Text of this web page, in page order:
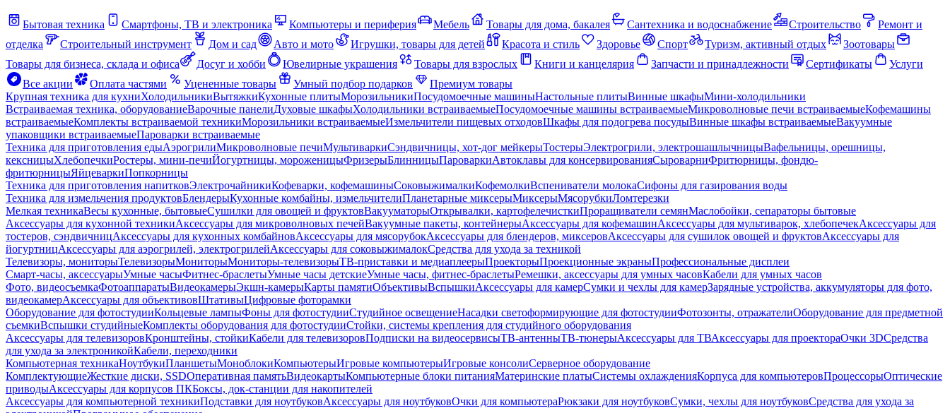
Бытовая техника Смартфоны, ТВ и электроника Компьютеры и периферия Мебель Товары для дома, бакалея Сантехника и водоснабжение Строительство
Ремонт и
отделка
Строительный инструмент Дом и сад Авто и мото Игрушки, товары для детей Красота и стиль Здоровье Спорт Туризм, активный отдых
Зоотовары
Товары для бизнеса, склада и офиса
Досуг и хобби Ювелирные украшения Товары для взрослых Книги и канцелярия Запчасти и принадлежности Сертификаты
Услуги
Все акции
Оплата частями Уцененные товары Умный подбор подарков
Премиум товары
Крупная техника для кухниХолодильникиВытяжкиКухонные плитыМорозильникиПосудомоечные машиныНастольные плитыВинные шкафыМини-холодильники
Встраиваемая техника, оборудованиеВарочные панелиДуховые шкафыХолодильники встраиваемыеПосудомоечные машины встраиваемыеМикроволновые печи встраиваемыеКофемашины
встраиваемыеКомплекты встраиваемой техникиМорозильники встраиваемыеИзмельчители пищевых отходовШкафы для подогрева посудыВинные шкафы встраиваемыеВакуумные
упаковщики встраиваемыеПароварки встраиваемые
Техника для приготовления едыАэрогрилиМикроволновые печиМультиваркиСэндвичницы, хот-дог мейкерыТостерыЭлектрогрили, электрошашлычницыВафельницы, орешницы,
кексницыХлебопечкиРостеры, мини-печиЙогуртницы, мороженицыФризерыБлинницыПароваркиАвтоклавы для консервированияСыроварниФритюрницы, фондю-
фритюрницыЯйцеваркиПопкорницы
Техника для приготовления напитковЭлектрочайникиКофеварки, кофемашиныСоковыжималкиКофемолкиВспениватели молокаСифоны для газирования воды
Техника для измельчения продуктовБлендерыКухонные комбайны, измельчителиПланетарные миксерыМиксерыМясорубкиЛомтерезки
Мелкая техникаВесы кухонные, бытовыеСушилки для овощей и фруктовВакууматорыОткрывалки, картофелечисткиПроращиватели семянМаслобойки, сепараторы бытовые
Аксессуары для кухонной техникиАксессуары для микроволновых печейВакуумные пакеты, контейнерыАксессуары для кофемашинАксессуары для мультиварок, хлебопечекАксессуары для
тостеров, сэндвичницАксессуары для кухонных комбайновАксессуары для мясорубокАксессуары для блендеров, миксеровАксессуары для сушилок овощей и фруктовАксессуары для
йогуртницАксессуары для аэрогрилей, электрогрилейАксессуары для соковыжималокСредства для ухода за техникой
Телевизоры, мониторыТелевизорыМониторыМониторы-телевизорыТВ-приставки и медиаплеерыПроекторыПроекционные экраныПрофессиональные дисплеи
Смарт-часы, аксессуарыУмные часыФитнес-браслетыУмные часы детскиеУмные часы, фитнес-браслетыРемешки, аксессуары для умных часовКабели для умных часов
Фото, видеосъемкаФотоаппаратыВидеокамерыЭкшн-камерыКарты памятиОбъективыВспышкиАксессуары для камерСумки и чехлы для камерЗарядные устройства, аккумуляторы для фото,
видеокамерАксессуары для объективовШтативыЦифровые фоторамки
Оборудование для фотостудииКольцевые лампыФоны для фотостудииСтудийное освещениеНасадки светоформирующие для фотостудииФотозонты, отражателиОборудование для предметной
съемкиВспышки студийныеКомплекты оборудования для фотостудииСтойки, системы крепления для студийного оборудования
Аксессуары для телевизоровКронштейны, стойкиКабели для телевизоровПодписки на видеосервисыТВ-антенныТВ-тюнерыАксессуары для ТВАксессуары для проектораОчки 3DСредства
для ухода за электроникойКабели, переходники
Компьютерная техникаНоутбукиПланшетыМоноблокиКомпьютерыИгровые компьютерыИгровые консолиСерверное оборудование
КомплектующиеЖесткие диски, SSDОперативная памятьВидеокартыКомпьютерные блоки питанияМатеринские платыСистемы охлажденияКорпуса для компьютеровПроцессорыОптические
приводыАксессуары для корпусов ПКБоксы, док-станции для накопителей
Аксессуары для компьютерной техникиПодставки для ноутбуковАксессуары для ноутбуковОчки для компьютераРюкзаки для ноутбуковСумки, чехлы для ноутбуковСредства для ухода за